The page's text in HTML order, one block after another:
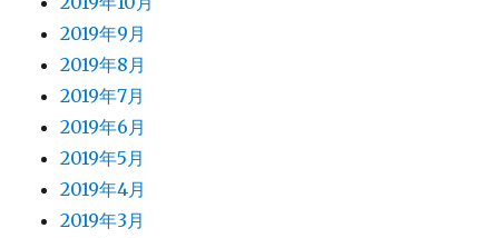
2019年9月
2019年8月
2019年7月
2019年6月
2019年5月
2019年4月
2019年3月